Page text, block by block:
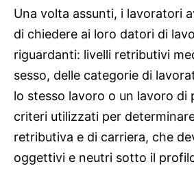
Una volta assunti, i lavoratori
di chiedere ai loro datori di
riguardanti: livelli retributivi
sesso, delle categorie di
lo stesso lavoro o un lavoro di
criteri utilizzati per
retributiva e di carriera, che
oggettivi e neutri sotto il